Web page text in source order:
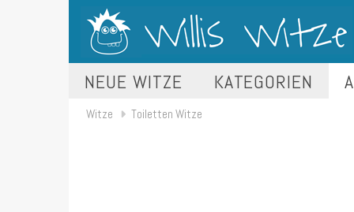
NEUE WITZE KATEGORIEN
Witze Toiletten Witze